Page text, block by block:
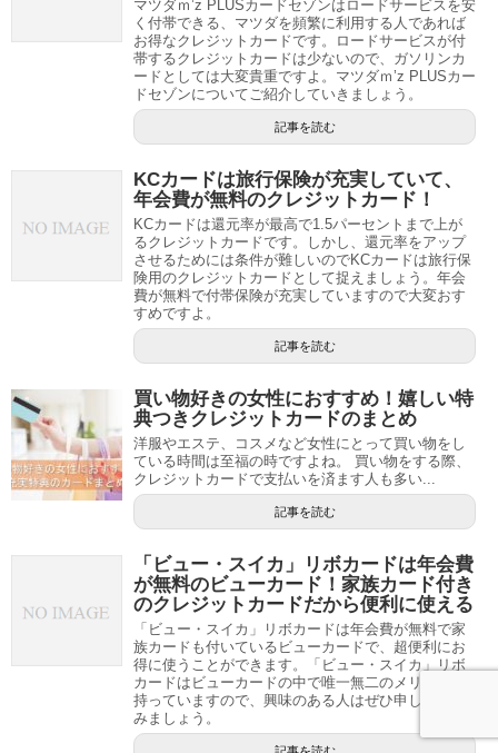
マツダｍ’z PLUSカードセゾンはロードサービスを安
く付帯できる、マツダを頻繁に利用する人であれば
お得なクレジットカードです。ロードサービスが付
帯するクレジットカードは少ないので、ガソリンカ
ードとしては大変貴重ですよ。マツダｍ’z PLUSカー
ドセゾンについてご紹介していきましょう。
記事を読む
KCカードは旅行保険が充実していて、
年会費が無料のクレジットカード！
KCカードは還元率が最高で1.5パーセントまで上が
るクレジットカードです。しかし、還元率をアップ
させるためには条件が難しいのでKCカードは旅行保
険用のクレジットカードとして捉えましょう。年会
費が無料で付帯保険が充実していますので大変おす
すめですよ。
記事を読む
買い物好きの女性におすすめ！嬉しい特
典つきクレジットカードのまとめ
洋服やエステ、コスメなど女性にとって買い物をし
ている時間は至福の時ですよね。 買い物をする際、
クレジットカードで支払いを済ます人も多い...
記事を読む
「ビュー・スイカ」リボカードは年会費
が無料のビューカード！家族カード付き
のクレジットカードだから便利に使える
「ビュー・スイカ」リボカードは年会費が無料で家
族カードも付いているビューカードで、超便利にお
得に使うことができます。「ビュー・スイカ」リボ
カードはビューカードの中で唯一無二のメリットを
持っていますので、興味のある人はぜひ申し込んで
みましょう。